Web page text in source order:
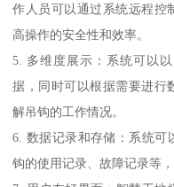
作人员可以通过系统远程控
高操作的安全性和效率。
5. 多维度展示：系统可以
据，同时可以根据需要进行
解吊钩的工作情况。
6. 数据记录和存储：系统可
钩的使用记录、故障记录等